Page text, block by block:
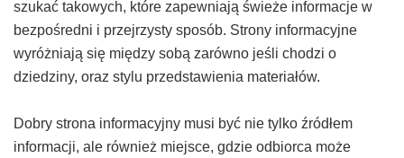
szukać takowych, które zapewniają świeże informacje w
bezpośredni i przejrzysty sposób. Strony informacyjne
wyróżniają się między sobą zarówno jeśli chodzi o
dziedziny, oraz stylu przedstawienia materiałów.
Dobry strona informacyjny musi być nie tylko źródłem
informacji, ale również miejsce, gdzie odbiorca może